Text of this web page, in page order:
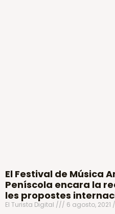
El Festival de Música
Peníscola encara la
les propostes
El Turista Digital 6 agosto, 2021